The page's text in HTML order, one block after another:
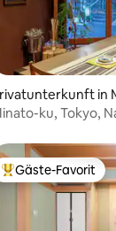
Bewertung: in
ku, Tokyo,
Beliebter Gäste-
Gäste-Favorit